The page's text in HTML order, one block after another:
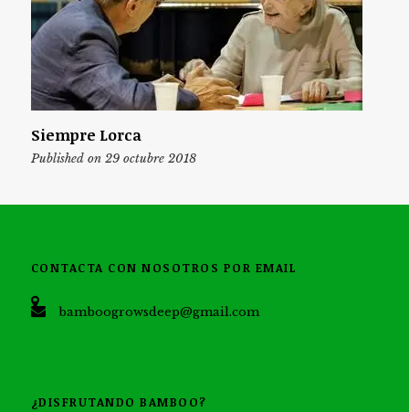
Siempre Lorca
Published on 29 octubre 2018
CONTACTA CON NOSOTROS POR EMAIL
bamboogrowsdeep@gmail.com
¿DISFRUTANDO BAMBOO?